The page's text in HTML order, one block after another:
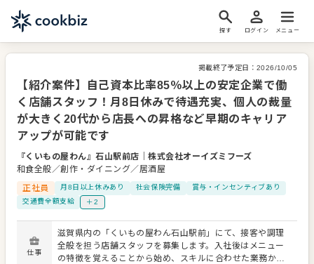
探す ログイン メニュー
掲載終了予定日： 2026/10/05
【紹介案件】自己資本比率85％以上の安定企業で働
く店舗スタッフ！月8日休みで待遇充実、個人の裁量
が大きく20代から店長への昇格など早期のキャリア
アップが可能です
『くいもの屋わん』石山駅前店 ｜株式会社オーイズミフーズ
和食全般／創作・ダイニング／居酒屋
正社員
月8日以上休みあり 社会保険完備
賞与・インセンティブあり
交通費全額支給
＋2
仕事
滋賀県内の「くいもの屋わん石山駅前」にて、接客や調理
全般を担う店舗スタッフを募集します。入社後はメニュー
の特徴を覚えることから始め、スキルに合わせた業務から